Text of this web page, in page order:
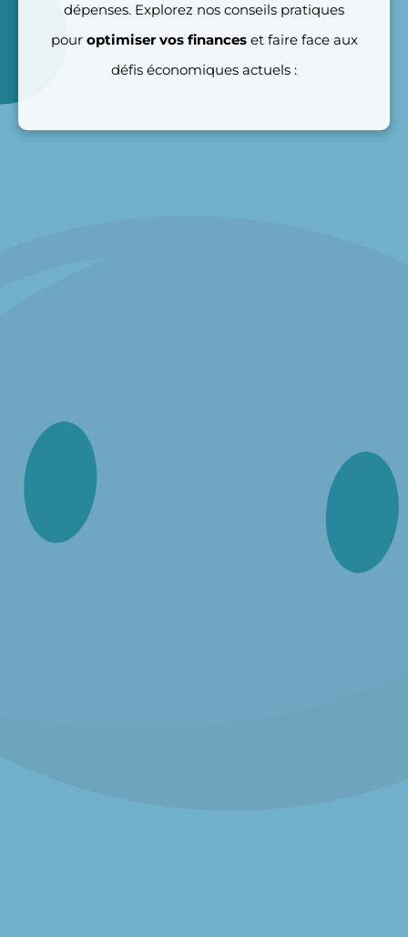
dépenses. Explorez nos conseils pratiques
pour optimiser vos financeset faire face aux
défis économiques actuels :